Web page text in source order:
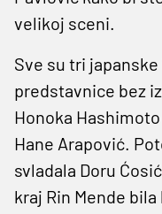
velikoj sceni.
Sve su tri
predstavnice bez
Honoka Hashimoto
Hane Arapović.
svladala Doru Ćosić
kraj Rin Mende